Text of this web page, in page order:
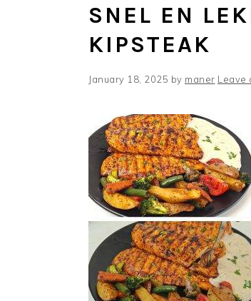
SNEL EN
KIPSTEAK
January 18, 2025 by maner Leave